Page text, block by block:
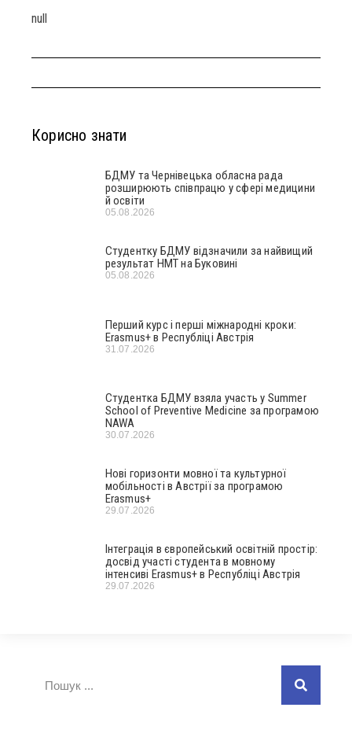
null
Корисно знати
БДМУ та Чернівецька обласна рада
розширюють співпрацю у сфері медицини
й освіти
05.08.2026
Студентку БДМУ відзначили за найвищий
результат НМТ на Буковині
05.08.2026
Перший курс і перші міжнародні кроки:
Erasmus+ в Республіці Австрія
31.07.2026
Студентка БДМУ взяла участь у Summer
School of Preventive Medicine за програмою
NAWA
30.07.2026
Нові горизонти мовної та культурної
мобільності в Австрії за програмою
Erasmus+
29.07.2026
Інтеграція в європейський освітній простір:
досвід участі студента в мовному
інтенсиві Erasmus+ в Республіці Австрія
29.07.2026